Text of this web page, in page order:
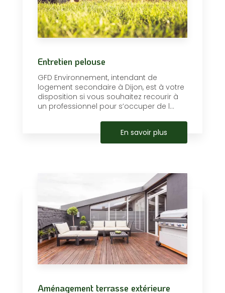
Entretien pelouse
GFD Environnement, intendant de
logement secondaire à Dijon, est à votre
disposition si vous souhaitez recourir à
un professionnel pour s’occuper de l...
En savoir plus
Aménagement terrasse extérieure